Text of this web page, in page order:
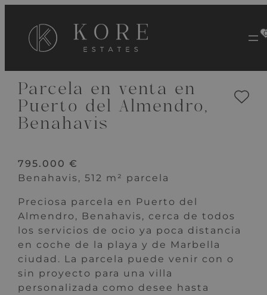
VER 4 IMÁGENES
Parcela en venta en
Puerto del Almendro,
Benahavis
795.000 €
Benahavis, 512 m² parcela
Preciosa parcela en Puerto del
Almendro, Benahavis, cerca de todos
los servicios de ocio ya poca distancia
en coche de la playa y de Marbella
ciudad. La parcela puede venir con o
sin proyecto para una villa
personalizada como desee hasta